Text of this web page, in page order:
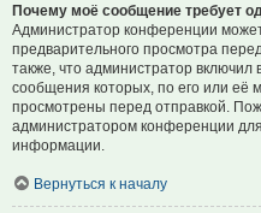
Почему моё сообщение требует
Администратор конференции
предварительного просмотра
также, что администратор включил
сообщения которых, по его или
просмотрены перед отправкой.
администратором конференции
информации.
Вернуться к началу